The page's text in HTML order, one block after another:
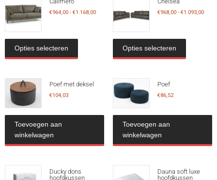
€964,00 - €1.168,00
Opties selecteren
€968,00 - €1.093,00
Opties selecteren
Poef met deksel
€104,03
Toevoegen aan
winkelwagen
Poef
€86,52
Toevoegen aan
winkelwagen
Ducky dons
hoofdkussen
Dauna soft luxe
hoofdkussen